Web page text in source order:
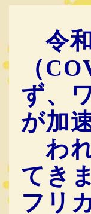
令和
（
ず、
が加
われ
てき
フリ